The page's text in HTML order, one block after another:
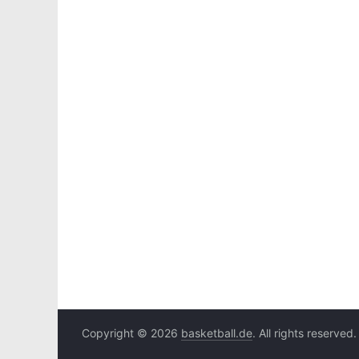
Copyright © 2026 basketball.de. All rights reserved.